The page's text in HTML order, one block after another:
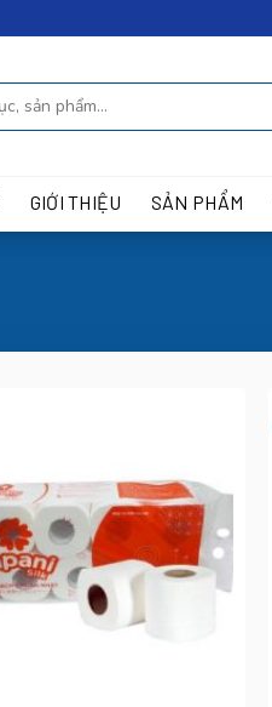
GIỚI THIỆU SẢN PHẨM